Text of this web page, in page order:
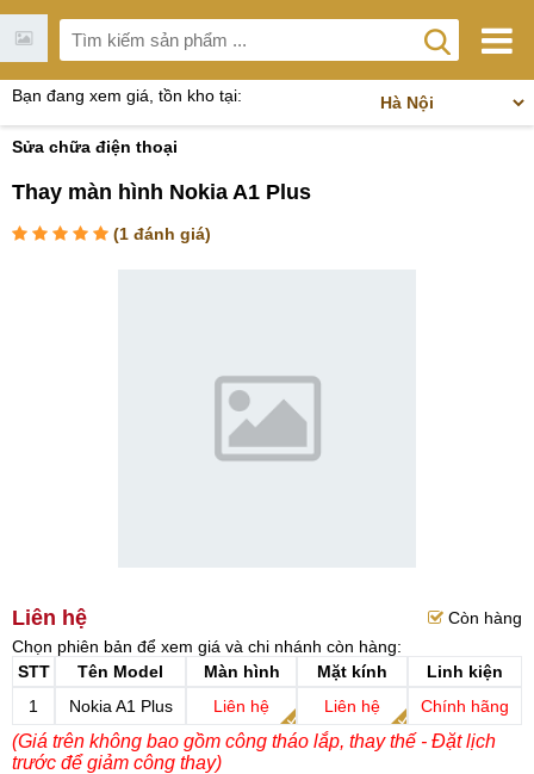
Bạn đang xem giá, tồn kho tại:
Sửa chữa điện thoại
Thay màn hình Nokia A1 Plus
(1 đánh giá)
Liên hệ
Còn hàng
Chọn phiên bản để xem giá và chi nhánh còn hàng:
STT
Tên Model Màn hình Mặt kính
Linh kiện
1
Nokia A1 Plus Liên hệ Liên hệ Chính hãng
(Giá trên không bao gồm công tháo lắp, thay thế - Đặt lịch
trước để giảm công thay)